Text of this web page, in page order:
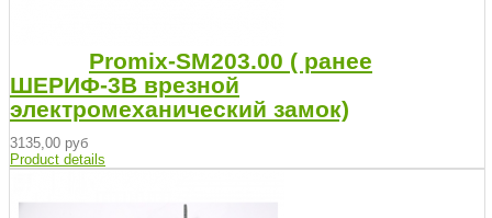
Promix-SM203.00 ( ранее
ШЕРИФ-3В врезной
электромеханический замок)
3135,00 руб
Product details